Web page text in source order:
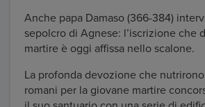
Anche papa Damaso (366-384)
sepolcro di Agnese: l’iscrizione che
martire è oggi affissa nello scalone.
La profonda devozione che
romani per la giovane martire